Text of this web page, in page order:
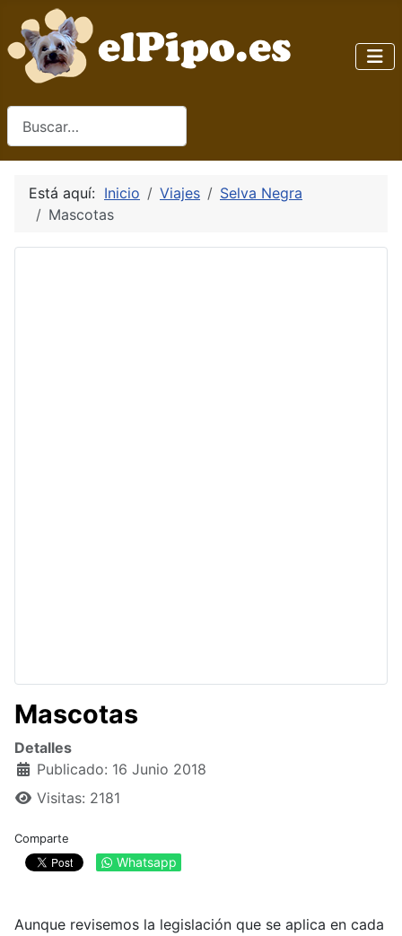
Está aquí: Inicio Viajes
Selva Negra
Mascotas
Mascotas
Detalles
Publicado: 16 Junio 2018
Visitas: 2181
Comparte
Whatsapp
Aunque revisemos la legislación que se aplica en cada